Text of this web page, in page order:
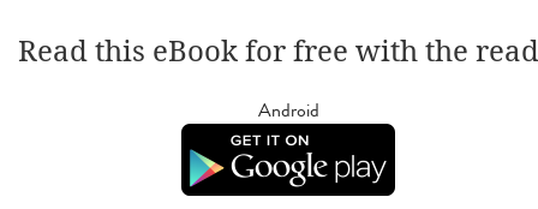
Read this eBook for free with the
Android